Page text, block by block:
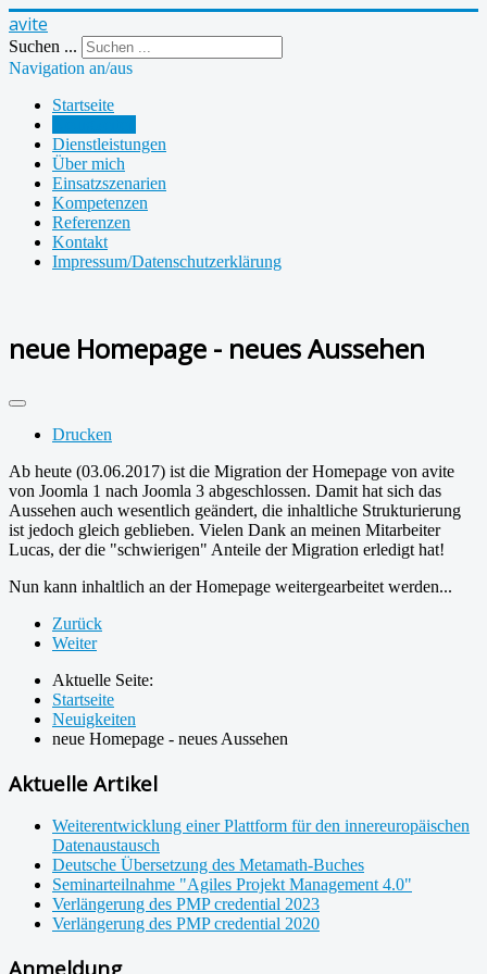
avite
Suchen ...
Navigation an/aus
Startseite
Dienstleistungen
Über mich
Einsatzszenarien
Kompetenzen
Referenzen
Kontakt
Impressum/Datenschutzerklärung
neue Homepage - neues Aussehen
Drucken
Ab heute (03.06.2017) ist die Migration der Homepage von avite
von Joomla 1 nach Joomla 3 abgeschlossen. Damit hat sich das
Aussehen auch wesentlich geändert, die inhaltliche Strukturierung
ist jedoch gleich geblieben. Vielen Dank an meinen Mitarbeiter
Lucas, der die "schwierigen" Anteile der Migration erledigt hat!
Nun kann inhaltlich an der Homepage weitergearbeitet werden...
Zurück
Weiter
Aktuelle Seite:
Startseite
Neuigkeiten
neue Homepage - neues Aussehen
Aktuelle Artikel
Weiterentwicklung einer Plattform für den innereuropäischen
Datenaustausch
Deutsche Übersetzung des Metamath-Buches
Seminarteilnahme "Agiles Projekt Management 4.0"
Verlängerung des PMP credential 2023
Verlängerung des PMP credential 2020
Anmeldung